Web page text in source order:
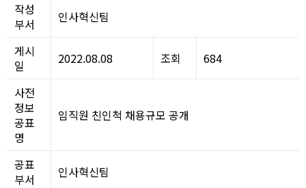
작성
부서
인사혁신팀
게시
일
2022.08.08 조회 684
사전
정보
공표
명
임직원 친인척 채용규모 공개
공표
부서
인사혁신팀